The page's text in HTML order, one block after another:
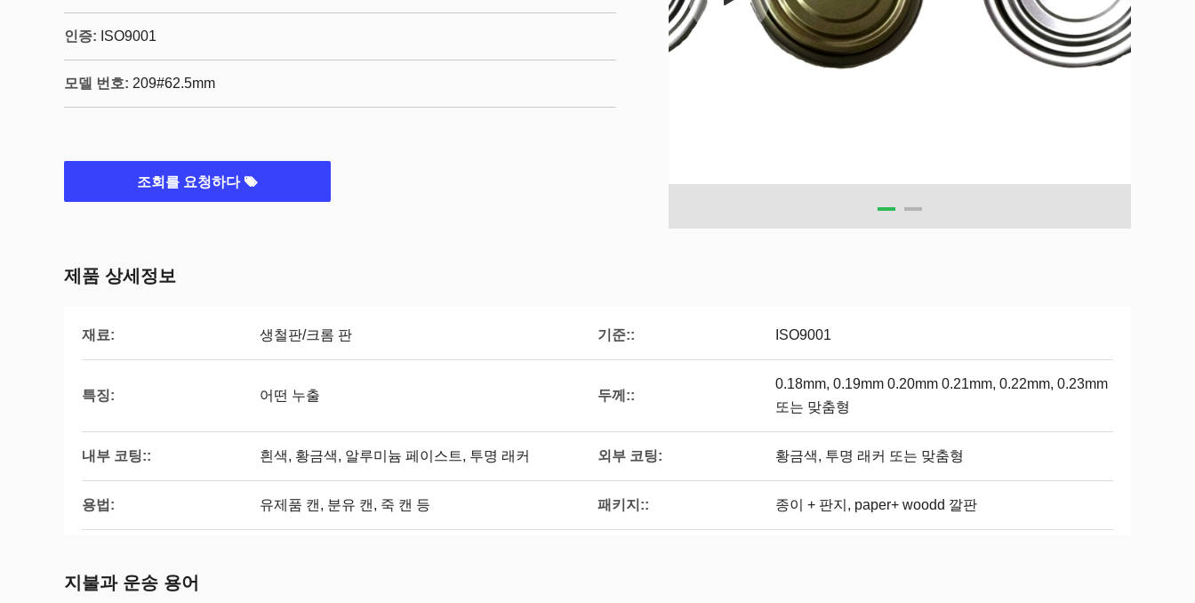
인증: ISO9001
모델 번호: 209#62.5mm
조회를 요청하다
제품 상세정보
재료: 생철판/크롬 판 기준:: ISO9001
특징: 어떤 누출 두께::
0.18mm, 0.19mm 0.20mm 0.21mm, 0.22mm, 0.23mm
또는 맞춤형
내부 코팅:: 흰색, 황금색, 알루미늄 페이스트, 투명 래커 외부 코팅: 황금색, 투명 래커 또는 맞춤형
용법: 유제품 캔, 분유 캔, 죽 캔 등 패키지:: 종이 + 판지, paper+ woodd 깔판
지불과 운송 용어